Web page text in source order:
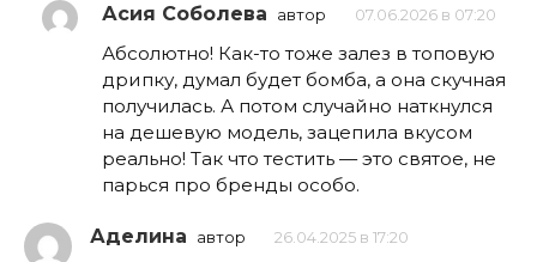
Асия Соболева автор 07.06.2026 в 07:20
Абсолютно! Как-то тоже залез в топовую
дрипку, думал будет бомба, а она скучная
получилась. А потом случайно наткнулся
на дешевую модель, зацепила вкусом
реально! Так что тестить — это святое, не
парься про бренды особо.
Аделина автор 26.04.2025 в 17:20